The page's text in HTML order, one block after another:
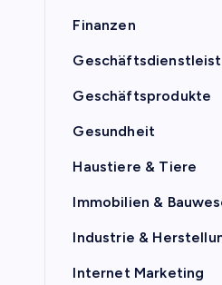
Finanzen
Geschäftsprodukte
Gesundheit
Haustiere & Tiere
Immobilien &
Industrie &
Internet Marketing